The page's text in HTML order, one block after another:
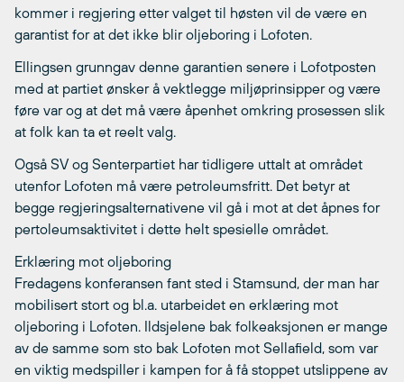
kommer i regjering etter valget til høsten vil de være en
garantist for at det ikke blir oljeboring i Lofoten.
Ellingsen grunngav denne garantien senere i Lofotposten
med at partiet ønsker å vektlegge miljøprinsipper og være
føre var og at det må være åpenhet omkring prosessen slik
at folk kan ta et reelt valg.
Også SV og Senterpartiet har tidligere uttalt at området
utenfor Lofoten må være petroleumsfritt. Det betyr at
begge regjeringsalternativene vil gå i mot at det åpnes for
pertoleumsaktivitet i dette helt spesielle området.
Erklæring mot oljeboring
Fredagens konferansen fant sted i Stamsund, der man har
mobilisert stort og bl.a. utarbeidet en erklæring mot
oljeboring i Lofoten. Ildsjelene bak folkeaksjonen er mange
av de samme som sto bak Lofoten mot Sellafield, som var
en viktig medspiller i kampen for å få stoppet utslippene av